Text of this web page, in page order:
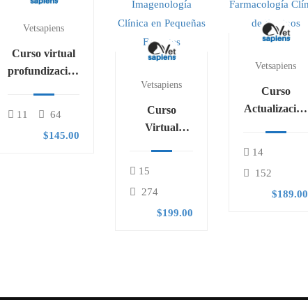
Vetsapiens
Curso virtual
profundización
11
64
$145.00
Vetsapiens
Curso
Virtual
Imagenología
Clínica en
15
274
$199.00
Vetsapiens
Curso
Actualización
Clínica de
Equinos
14
152
$189.00